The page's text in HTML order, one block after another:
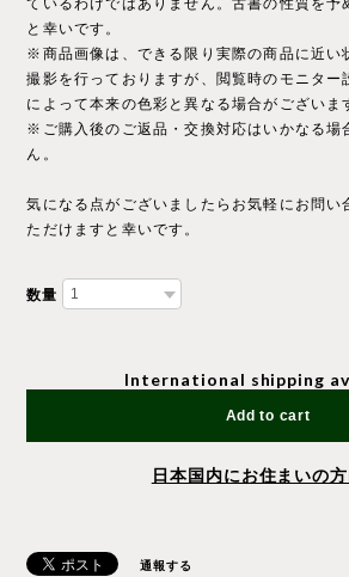
ているわけではありません。古書の性質を予
と幸いです。
※商品画像は、できる限り実際の商品に近い
撮影を行っておりますが、閲覧時のモニター
によって本来の色彩と異なる場合がございま
※ご購入後のご返品・交換対応はいかなる場
ん。
気になる点がございましたらお気軽にお問い
ただけますと幸いです。
数量
International shipping
Add to cart
日本国内にお住まいの
通報する